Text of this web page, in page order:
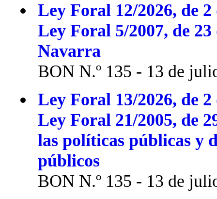
Ley Foral 12/2026, de
Ley Foral 5/2007, de
Navarra
BON N.º 135 - 13 de
Ley Foral 13/2026, de
Ley Foral 21/2005, de
las políticas públicas y
públicos
BON N.º 135 - 13 de